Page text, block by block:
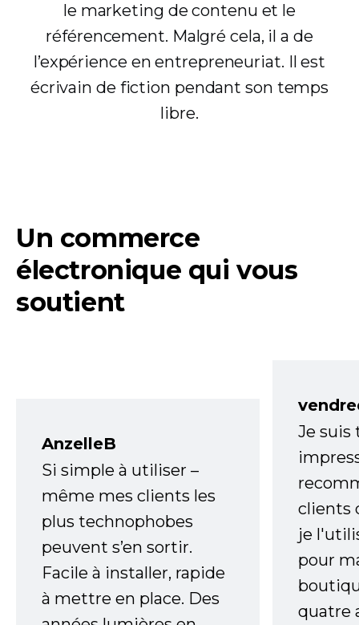
le marketing de contenu et le
référencement. Malgré cela, il a de
l’expérience en entrepreneuriat. Il est
écrivain de fiction pendant son temps
libre.
Un commerce
électronique qui vous
soutient
AnzelleB
Si simple à utiliser –
même mes clients les
plus technophobes
peuvent s’en sortir.
Facile à installer, rapide
à mettre en place. Des
Je
clients
je
pour
quatre